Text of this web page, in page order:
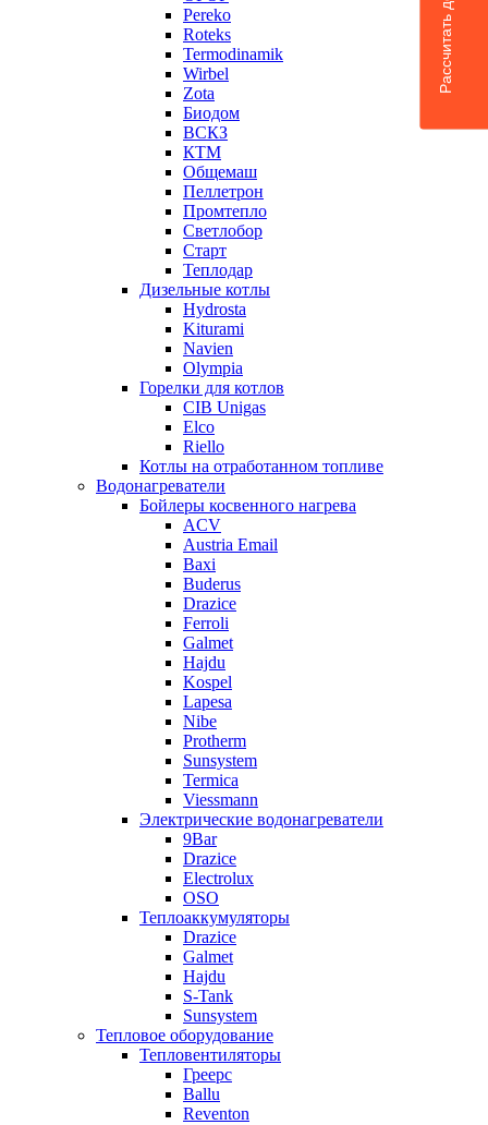
Pereko
Roteks
Termodinamik
Wirbel
Zota
Биодом
ВСКЗ
КТМ
Общемаш
Пеллетрон
Промтепло
Светлобор
Старт
Теплодар
Дизельные котлы
Hydrosta
Kiturami
Navien
Olympia
Горелки для котлов
CIB Unigas
Elco
Riello
Котлы на отработанном топливе
Водонагреватели
Бойлеры косвенного нагрева
ACV
Austria Email
Baxi
Buderus
Drazice
Ferroli
Galmet
Hajdu
Kospel
Lapesa
Nibe
Protherm
Sunsystem
Termica
Viessmann
Электрические водонагреватели
9Bar
Drazice
Electrolux
OSO
Теплоаккумуляторы
Drazice
Galmet
Hajdu
S-Tank
Sunsystem
Тепловое оборудование
Тепловентиляторы
Греерс
Ballu
Reventon